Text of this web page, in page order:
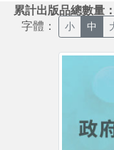
累計出版品總數量
字體： 小 中